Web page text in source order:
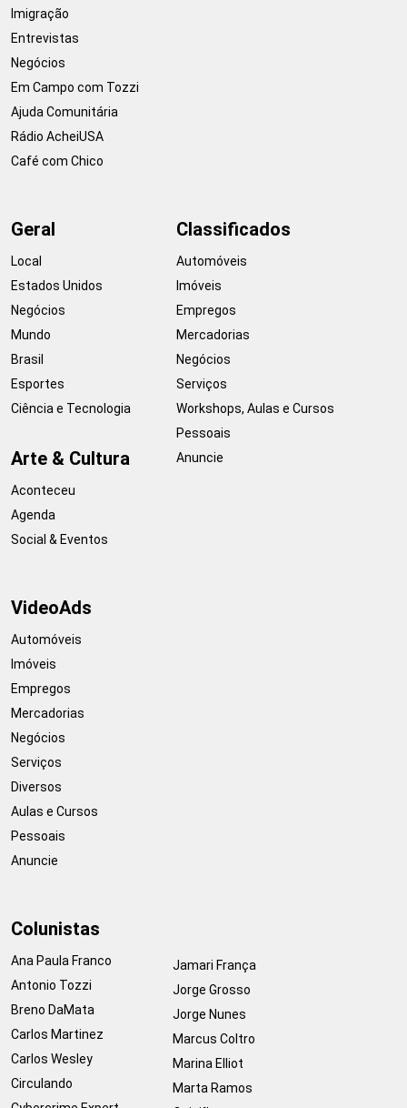
Imigração
Entrevistas
Negócios
Em Campo com Tozzi
Ajuda Comunitária
Rádio AcheiUSA
Café com Chico
Geral
Local
Estados Unidos
Negócios
Mundo
Brasil
Esportes
Ciência e Tecnologia
Arte & Cultura
Aconteceu
Agenda
Social & Eventos
Classificados
Automóveis
Imóveis
Empregos
Mercadorias
Negócios
Serviços
Workshops, Aulas e Cursos
Pessoais
Anuncie
VideoAds
Automóveis
Imóveis
Empregos
Mercadorias
Negócios
Serviços
Diversos
Aulas e Cursos
Pessoais
Anuncie
Colunistas
Ana Paula Franco
Antonio Tozzi
Breno DaMata
Carlos Martinez
Carlos Wesley
Circulando
Jamari França
Jorge Grosso
Jorge Nunes
Marcus Coltro
Marina Elliot
Marta Ramos